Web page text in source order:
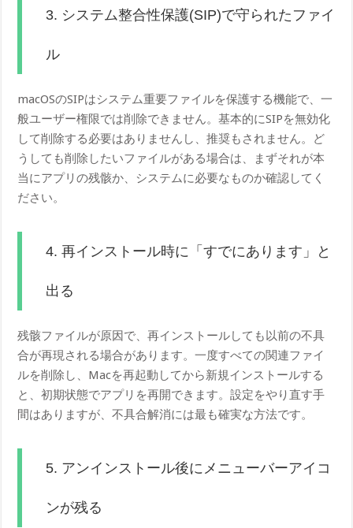
3. システム整合性保護(SIP)で守られたファイ
ル
macOSのSIPはシステム重要ファイルを保護する機能で、一
般ユーザー権限では削除できません。基本的にSIPを無効化
して削除する必要はありませんし、推奨もされません。ど
うしても削除したいファイルがある場合は、まずそれが本
当にアプリの残骸か、システムに必要なものか確認してく
ださい。
4. 再インストール時に「すでにあります」と
出る
残骸ファイルが原因で、再インストールしても以前の不具
合が再現される場合があります。一度すべての関連ファイ
ルを削除し、Macを再起動してから新規インストールする
と、初期状態でアプリを再開できます。設定をやり直す手
間はありますが、不具合解消には最も確実な方法です。
5. アンインストール後にメニューバーアイコ
ンが残る